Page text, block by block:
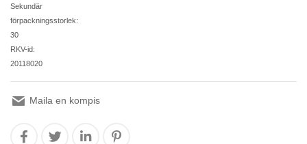
Sekundär
förpackningsstorlek:
30
RKV-id:
20118020
Maila en kompis